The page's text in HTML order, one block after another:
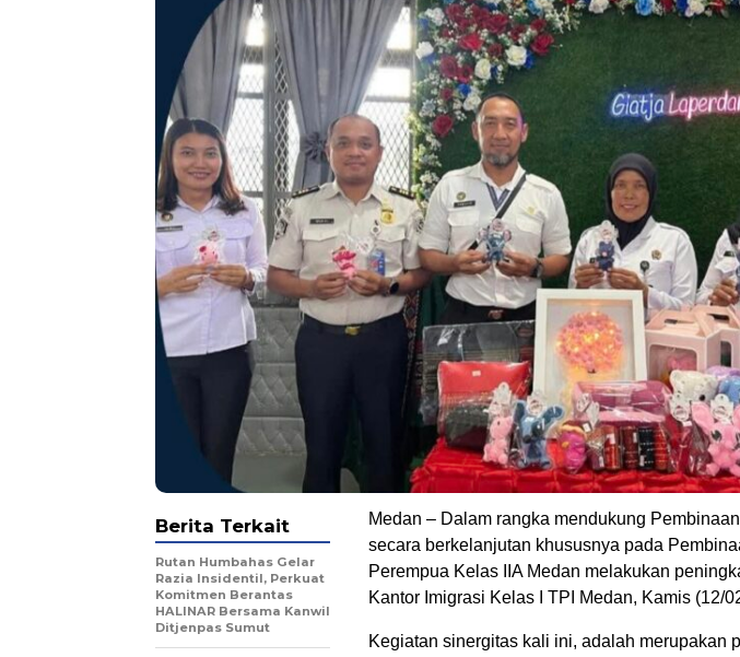
Medan – Dalam rangka mendukung
secara berkelanjutan khususnya pada
Perempua Kelas IIA Medan melakukan
Kantor Imigrasi Kelas I TPI Medan, Kamis (12/
Kegiatan sinergitas kali ini, adalah merupakan
Berita Terkait
Rutan Humbahas Gelar
Razia Insidentil, Perkuat
Komitmen Berantas
HALINAR Bersama Kanwil
Ditjenpas Sumut